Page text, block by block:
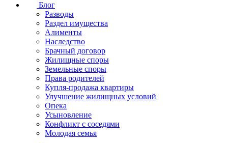
Блог
Разводы
Раздел имущества
Алименты
Наследство
Брачный договор
Жилищные споры
Земельные споры
Права родителей
Купля-продажа квартиры
Улучшение жилищных условий
Опека
Усыновление
Конфликт с соседями
Молодая семья